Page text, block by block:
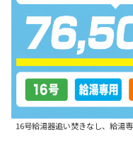
16号給湯器追い焚きなし、給湯